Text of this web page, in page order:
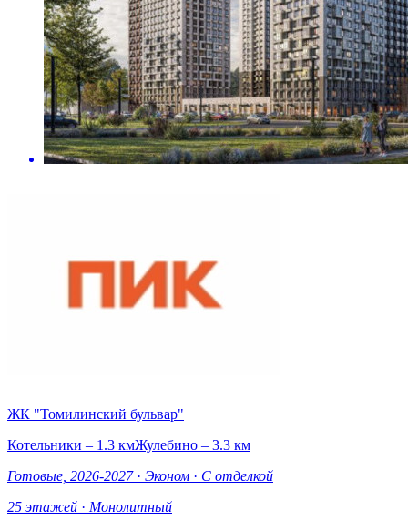
ЖК "Томилинский бульвар"
Котельники – 1.3 кмЖулебино – 3.3 км
Готовые, 2026-2027 · Эконом · С отделкой
25 этажей · Монолитный